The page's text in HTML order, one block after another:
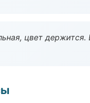
цвет держится.